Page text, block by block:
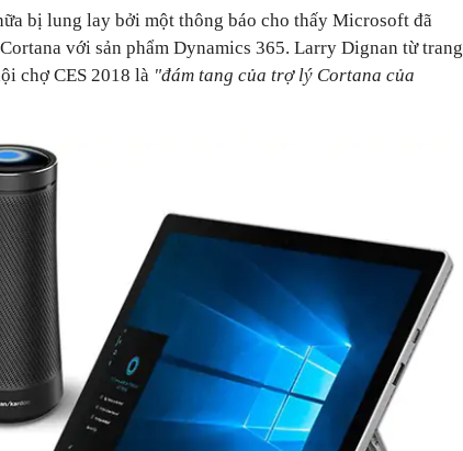
bị lung lay bởi một thông báo cho thấy Microsoft đã
với sản phẩm Dynamics 365. Larry Dignan từ trang
chợ CES 2018 là "đám tang của trợ lý Cortana của